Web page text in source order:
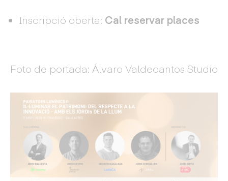
Inscripció oberta: Cal reservar places
Foto de portada: Álvaro Valdecantos Studio